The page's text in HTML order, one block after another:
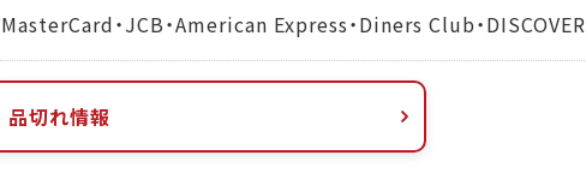
MasterCard・JCB・American Express・Diners Club・DISCOVER
品切れ情報